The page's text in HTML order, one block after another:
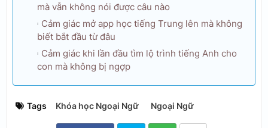
mà vẫn không nói được câu nào
Cảm giác mở app học tiếng Trung lên mà không
biết bắt đầu từ đâu
Cảm giác khi lần đầu tìm lộ trình tiếng Anh cho
con mà không bị ngợp
Tags Khóa học Ngoại Ngữ Ngoại Ngữ